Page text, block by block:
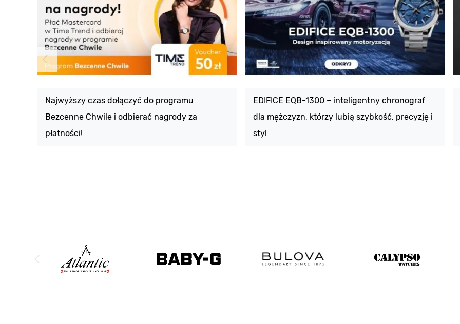
Najwyższy czas dołączyć do programu
Bezcenne Chwile i odbierać nagrody za
płatności!
EDIFICE EQB-1300 – inteligentny chronograf
dla mężczyzn, którzy lubią szybkość, precyzję i
styl